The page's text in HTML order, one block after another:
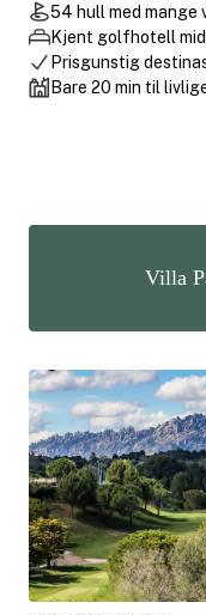
54 hull med mange
Kjent golfhotell
Prisgunstig
Bare 20 min til
Villa